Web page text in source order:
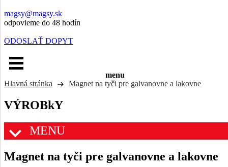
magsy@magsy.sk
odpovieme do 48 hodín
ODOSLAŤ DOPYT
menu
Hlavná stránka
Magnet na tyči pre galvanovne a lakovne
VÝROBkY
MENU
Magnet na tyči pre galvanovne a lakovne